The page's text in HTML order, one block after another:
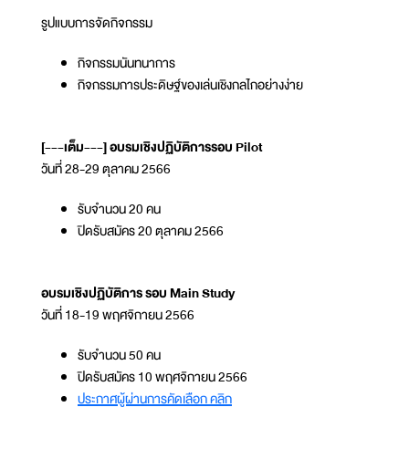
รูปแบบการจัดกิจกรรม
กิจกรรมนันทนาการ
กิจกรรมการประดิษฐ์ของเล่นเชิงกลไกอย่างง่าย
[---เต็ม---] อบรมเชิงปฏิบัติการรอบ Pilot
วันที่ 28-29 ตุลาคม 2566
รับจำนวน 20 คน
ปิดรับสมัคร 20 ตุลาคม 2566
อบรมเชิงปฏิบัติการ รอบ Main Study
วันที่ 18-19 พฤศจิกายน 2566
รับจำนวน 50 คน
ปิดรับสมัคร 10 พฤศจิกายน 2566
ประกาศผู้ผ่านการคัดเลือก คลิก